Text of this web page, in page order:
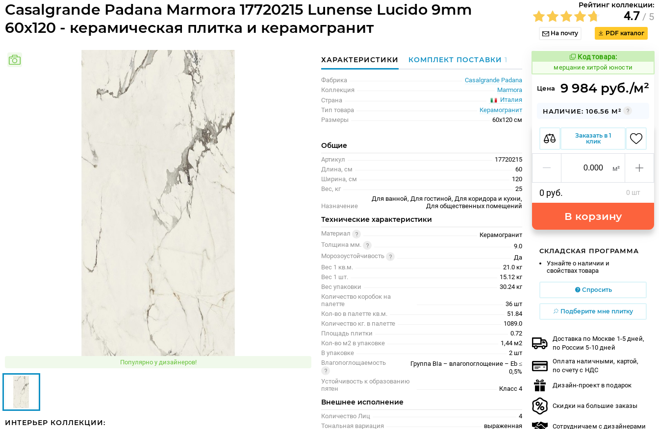
Casalgrande Padana Marmora 17720215 Lunense Lucido 9mm
60x120 - керамическая плитка и керамогранит
Рейтинг коллекции:
4.7 / 5
На почту PDF каталог
Популярно у дизайнеров!
ИНТЕРЬЕР КОЛЛЕКЦИИ:
ХАРАКТЕРИСТИКИ КОМПЛЕКТ ПОСТАВКИ1
Фабрика
Casalgrande Padana
Коллекция
Marmora
Страна
Италия
Тип товара
Керамогранит
Размеры
60x120 см
Общие
Артикул
17720215
Длина, см
60
Ширина, см
120
Вес, кг
25
Назначение
Для ванной, Для гостиной, Для коридора и кухни,
Для общественных помещений
Технические характеристики
Материал
Керамогранит
Толщина мм.
9.0
Морозоустойчивость
Да
Вес 1 кв.м.
21.0 кг
Вес 1 шт.
15.12 кг
Вес упаковки
30.24 кг
Количество коробок на
палетте
36 шт
Кол-во в палетте кв.м.
51.84
Количество кг. в палетте
1089.0
Площадь плитки
0.72
Кол-во м2 в упаковке
1,44 м2
В упаковке
2 шт
Влагопоглощаемость
Группа BIa – влагопоглощение – Eb ≤
0,5%
Устойчивость к образованию
пятен
Класс 4
Внешнее исполнение
Количество Лиц
4
Тональная вариация
выраженная
Код товара:
982873 Код товара:
мерцание хитрой юности
Цена 9 984 руб./м²
НАЛИЧИЕ: 106.56 М²
Заказать в 1
клик
м²
0 руб. 0 шт
В корзину
СКЛАДСКАЯ ПРОГРАММА
Узнайте о наличии и
свойствах товара
Спросить
Подберите мне плитку
Доставка по Москве 1-5 дней,
по России 5-10 дней
Оплата наличными, картой,
по счету с НДС
Дизайн-проект в подарок
Скидки на большие заказы
Сотрудничаем с дизайнерами